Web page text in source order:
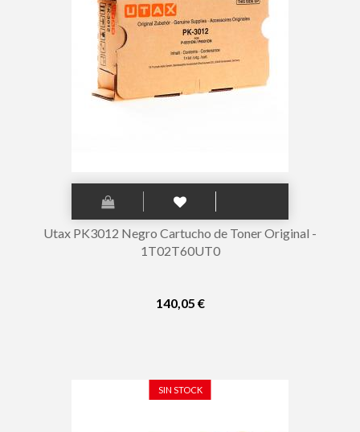
Utax PK3012 Negro Cartucho de Toner Original -
1T02T60UT0
140,05 €
SIN STOCK